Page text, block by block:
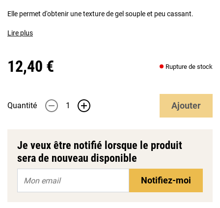
Elle permet d'obtenir une texture de gel souple et peu cassant.
Lire plus
12,40 € Rupture de stock
Quantité - + Ajouter
Je veux être notifié lorsque le produit
sera de nouveau disponible
Notifiez-moi